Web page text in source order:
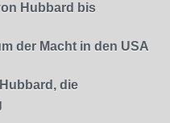
Hubbard bis
der Macht in den USA
die